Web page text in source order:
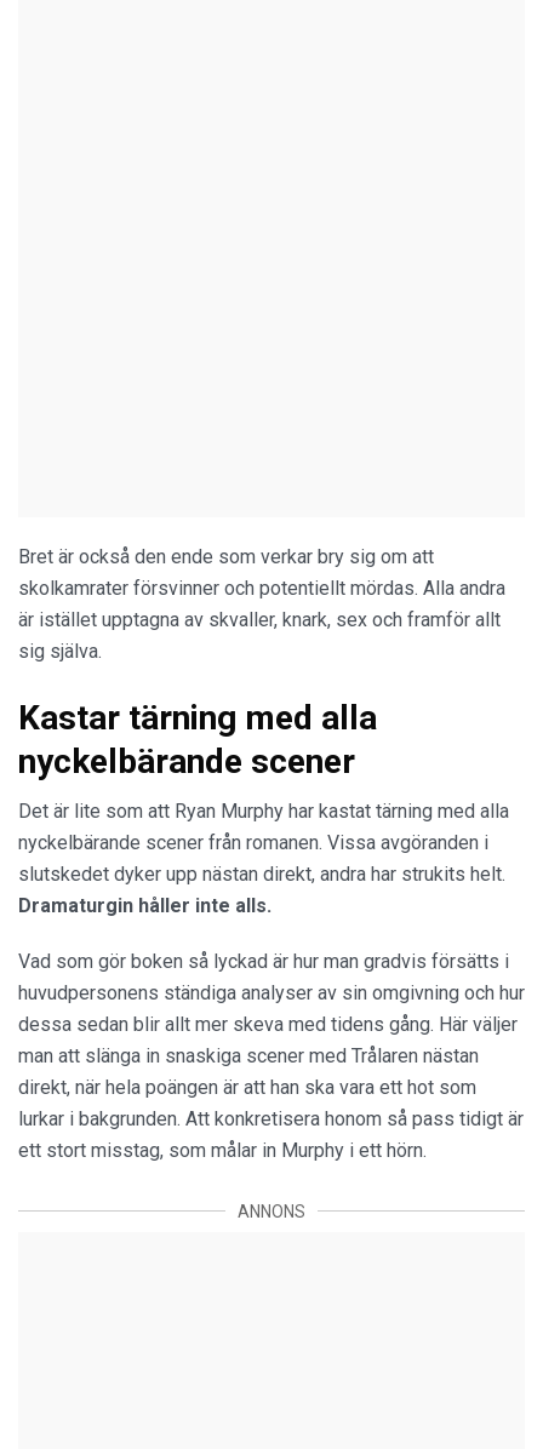
Bret är också den ende som verkar bry sig om att
skolkamrater försvinner och potentiellt mördas. Alla andra
är istället upptagna av skvaller, knark, sex och framför allt
sig själva.
Kastar tärning med alla
nyckelbärande scener
Det är lite som att Ryan Murphy har kastat tärning med alla
nyckelbärande scener från romanen. Vissa avgöranden i
slutskedet dyker upp nästan direkt, andra har strukits helt.
Dramaturgin håller inte alls.
Vad som gör boken så lyckad är hur man gradvis försätts i
huvudpersonens ständiga analyser av sin omgivning och hur
dessa sedan blir allt mer skeva med tidens gång. Här väljer
man att slänga in snaskiga scener med Trålaren nästan
direkt, när hela poängen är att han ska vara ett hot som
lurkar i bakgrunden. Att konkretisera honom så pass tidigt är
ett stort misstag, som målar in Murphy i ett hörn.
ANNONS